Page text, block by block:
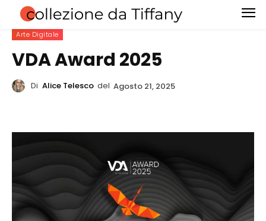
Arte Digitale
VDA Award 2025
Di Alice Telesco del Agosto 21, 2025